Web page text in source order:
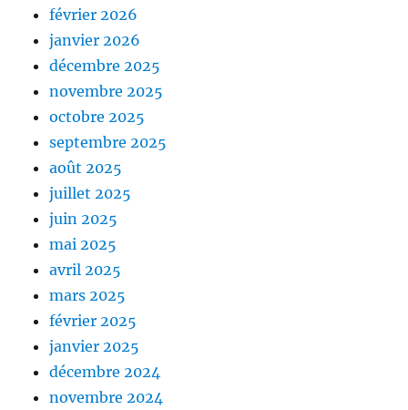
février 2026
janvier 2026
décembre 2025
novembre 2025
octobre 2025
septembre 2025
août 2025
juillet 2025
juin 2025
mai 2025
avril 2025
mars 2025
février 2025
janvier 2025
décembre 2024
novembre 2024